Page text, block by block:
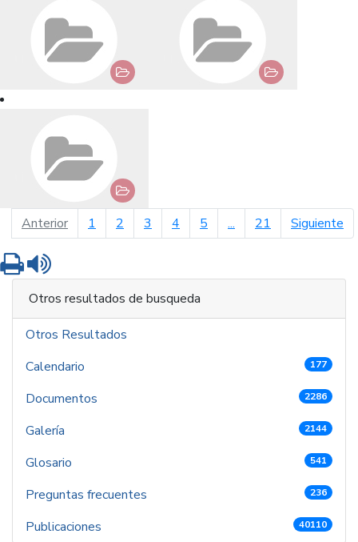
Anteriorpágina anterior
1 2 3 4 5 ... 21 Siguiente
Imprimir
Otros resultados de busqueda
Otros Resultados
Calendario
177
Documentos 2286
Galería 2144
Glosario 541
Preguntas frecuentes 236
Publicaciones 40110